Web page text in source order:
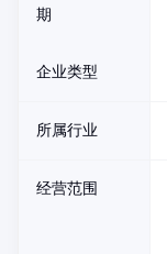
期
企业类型
所属行业
经营范围